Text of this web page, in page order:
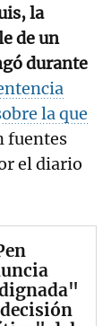
la
de un
durante
la que
fuentes
el diario